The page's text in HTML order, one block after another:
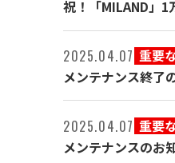
祝！「MILAND」1
2025.04.07 重要
メンテナンス終了
2025.04.07 重要
メンテナンスのお